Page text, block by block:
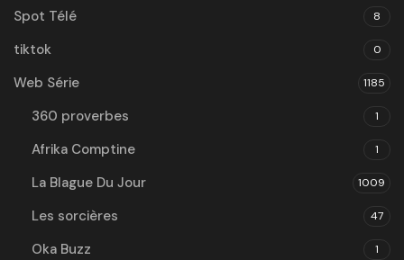
Spot Télé 8
tiktok 0
Web Série 1185
360 proverbes 1
Afrika Comptine 1
La Blague Du Jour 1009
Les sorcières 47
Oka Buzz 1